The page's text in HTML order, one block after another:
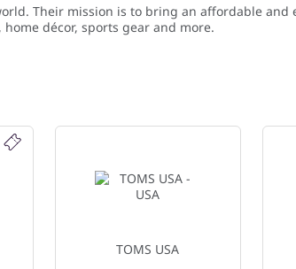
Their mission is to bring an affordable
décor, sports gear and more.
TOMS USA